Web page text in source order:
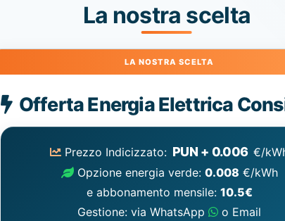
La nostra scelta
Energia
Elettrica
consigliata
Offerta Energia Elettrica
Prezzo Indicizzato: PUN + 0.006 €/
Opzione energia verde: 0.008 €/kWh
e abbonamento mensile: 10.5€
Gestione: via WhatsApp
o Email